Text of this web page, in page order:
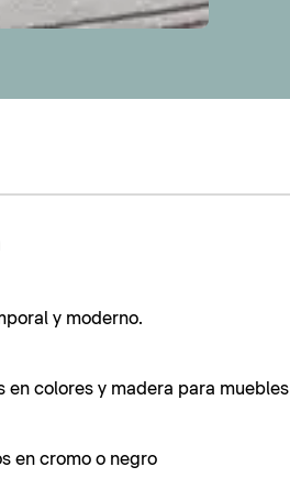
y moderno.
en colores y madera para muebles
en cromo o negro